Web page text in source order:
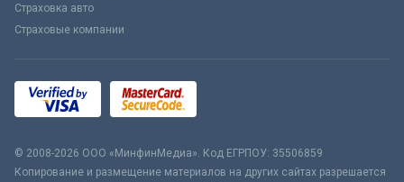
Страховка авто
Страховые компании
© 2008-2026 ООО «МинфинМедиа». Код ЕГРПОУ: 35506859
Копирование и размещение материалов на других сайтах разрешается